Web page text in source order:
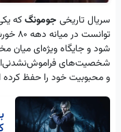
سریال تاریخی جومونگکه
شود و جایگاه ویژه‌ای میان
شخصیت‌های
و محبوبیت خود را حفظ